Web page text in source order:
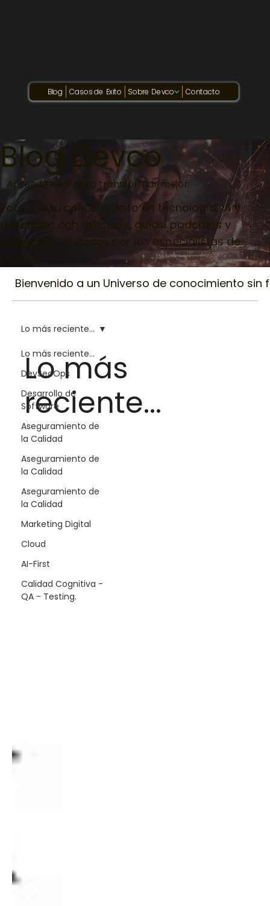
Blog Casos de Exito Sobre Devco Contacto
Blog Devco
Aprende más para transformar mejor.
Potencia tu conocimiento en tecnología, IA y
desarrollo con artículos, guías, podcasts y
contenidos creados por los especialistas de
Bienvenido a un Universo de conocimiento sin
Lo más reciente...
DevSecOps
Desarrollo de
Software
Aseguramiento de
la Calidad
Aseguramiento de
la Calidad
Aseguramiento de
la Calidad
Marketing Digital
Cloud
AI-First
Calidad Cognitiva -
QA - Testing.
Lo más reciente...
Lo más
reciente...